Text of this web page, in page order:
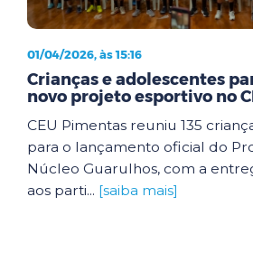
01/04/2026, às 15:16
Crianças e adolescentes
novo projeto esportivo no
CEU Pimentas reuniu 135
para o lançamento oficial do
Núcleo Guarulhos, com a
aos parti... [saiba mais]